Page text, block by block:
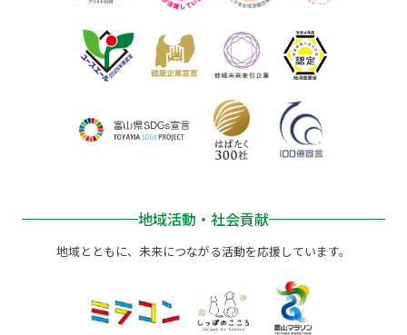
地域活動・社会貢献
地域とともに、未来につながる活動を応援しています。